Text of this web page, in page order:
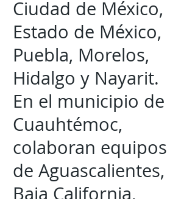
Ciudad de México,
Estado de México,
Puebla, Morelos,
Hidalgo y Nayarit.
En el municipio de
Cuauhtémoc,
colaboran equipos
de Aguascalientes,
Baja California,